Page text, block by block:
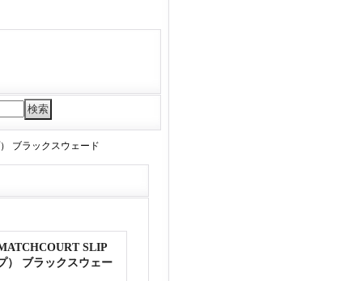
ブラックスウェード
SLIP
） ブラックスウェー